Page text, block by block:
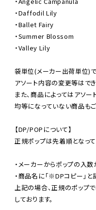
・Daffodil Lily
・Ballet Fairy
・Summer Blossom
・Valley Lily
袋単位(メーカー出荷単位)
アソート内容の変更等はでき
また、商品によってはアソー
均等になっていない商品もご
【DP/POPについて】
正規ポップは先着順となって
・メーカーからポップの入
・商品名に「※DPコピー」
上記の場合、正規のポップ
しております。